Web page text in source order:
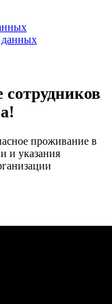
данных
сотрудников
проживание в
и указания